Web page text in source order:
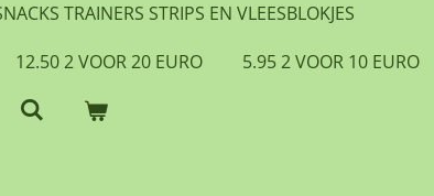
TRAINERS STRIPS EN VLEESBLOKJES
12.50 2 VOOR 20 EURO
5.95 2 VOOR 10 EURO